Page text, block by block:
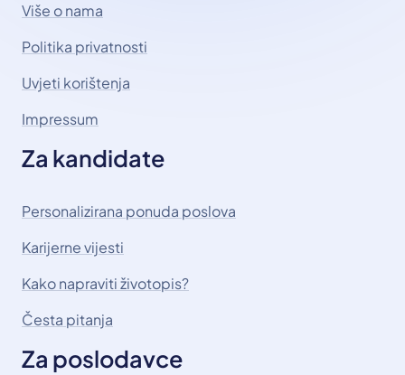
Više o nama
Politika privatnosti
Uvjeti korištenja
Impressum
Za kandidate
Personalizirana ponuda poslova
Karijerne vijesti
Kako napraviti životopis?
Česta pitanja
Za poslodavce